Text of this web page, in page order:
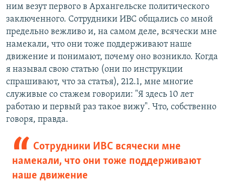
ним везут первого в Архангельске политического
заключенного. Сотрудники ИВС общались со мной
предельно вежливо и, на самом деле, всячески мне
намекали, что они тоже поддерживают наше
движение и понимают, почему оно возникло. Когда
я называл свою статью (они по инструкции
спрашивают, что за статья), 212.1, мне многие
служивые со стажем говорили: "Я здесь 10 лет
работаю и первый раз такое вижу". Что, собственно
говоря, правда.
Сотрудники ИВС всячески мне
намекали, что они тоже поддерживают
наше движение